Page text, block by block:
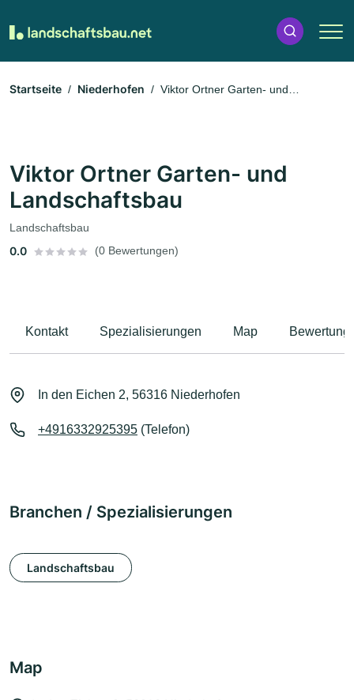
Startseite Niederhofen
Viktor Ortner Garten- und
Viktor Ortner Garten- und
Landschaftsbau
Landschaftsbau
0.0 (0 Bewertungen)
Kontakt Spezialisierungen Map
In den Eichen 2, 56316 Niederhofen
+4916332925395 (Telefon)
Branchen / Spezialisierungen
Landschaftsbau
Map